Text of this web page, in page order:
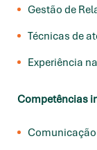
Gestão de
Técnicas de
Experiência
Competências